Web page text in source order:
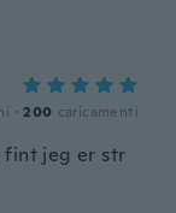
· 200 caricamenti
fint jeg er str